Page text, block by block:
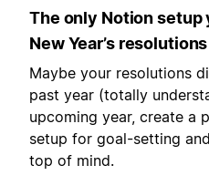
The only Notion setup
New Year’s resolutions
Maybe your resolutions
past year (totally
upcoming year, create a
setup for goal-setting
top of mind.